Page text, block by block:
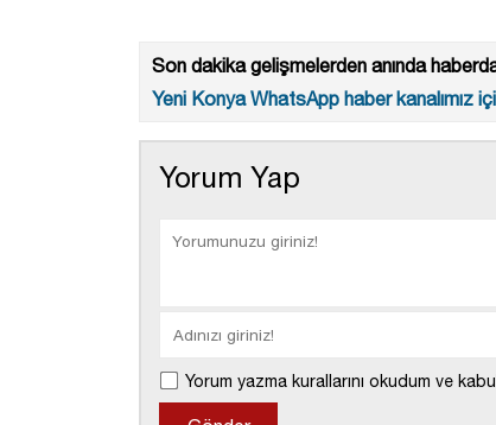
Son dakika gelişmelerden anında
Yeni Konya WhatsApp haber kanalımız
Yorum Yap
Yorum yazma kurallarını okudum ve